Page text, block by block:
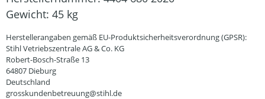
Gewicht: 45 kg
Herstellerangaben gemäß EU-Produktsicherheitsverordnung (GPSR):
Stihl Vetriebszentrale AG & Co. KG
Robert-Bosch-Straße 13
64807 Dieburg
Deutschland
grosskundenbetreuung@stihl.de